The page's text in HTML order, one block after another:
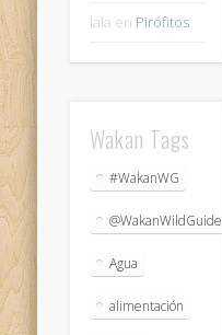
lala en Pirófitos
Wakan Tags
#WakanWG
@WakanWildGuide
Agua
alimentación